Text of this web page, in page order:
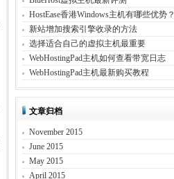
HostEase香港Windows主机有哪些优势？
新站增加搜索引擎收录的方法
选择适合自己的虚拟主机最重要
WebHostingPad主机如何查看带宽日志
WebHostingPad主机最新购买教程
文章归档
November 2015
June 2015
May 2015
April 2015